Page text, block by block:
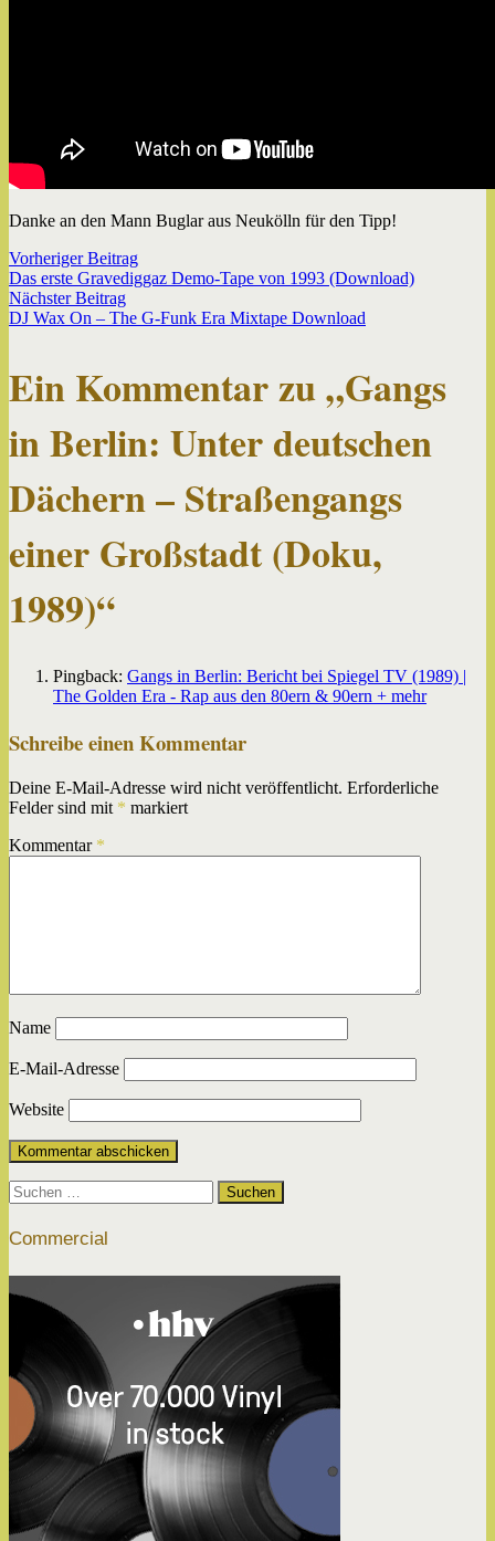
Danke an den Mann Buglar aus Neukölln für den Tipp!
Beitragsnavigation
Vorheriger BeitragVorheriger
Beitrag:
Das erste Gravediggaz Demo-Tape von 1993 (Download)
Nächster BeitragNächster
Beitrag:
DJ Wax On – The G-Funk Era Mixtape Download
Ein Kommentar zu „Gangs
in Berlin: Unter deutschen
Dächern – Straßengangs
einer Großstadt (Doku,
1989)“
Pingback: Gangs in Berlin: Bericht bei Spiegel TV (1989) |
The Golden Era - Rap aus den 80ern & 90ern + mehr
Schreibe einen Kommentar
Deine E-Mail-Adresse wird nicht veröffentlicht. Erforderliche
Felder sind mit * markiert
Kommentar *
Name
E-Mail-Adresse
Website
Suchen
nach:
Commercial